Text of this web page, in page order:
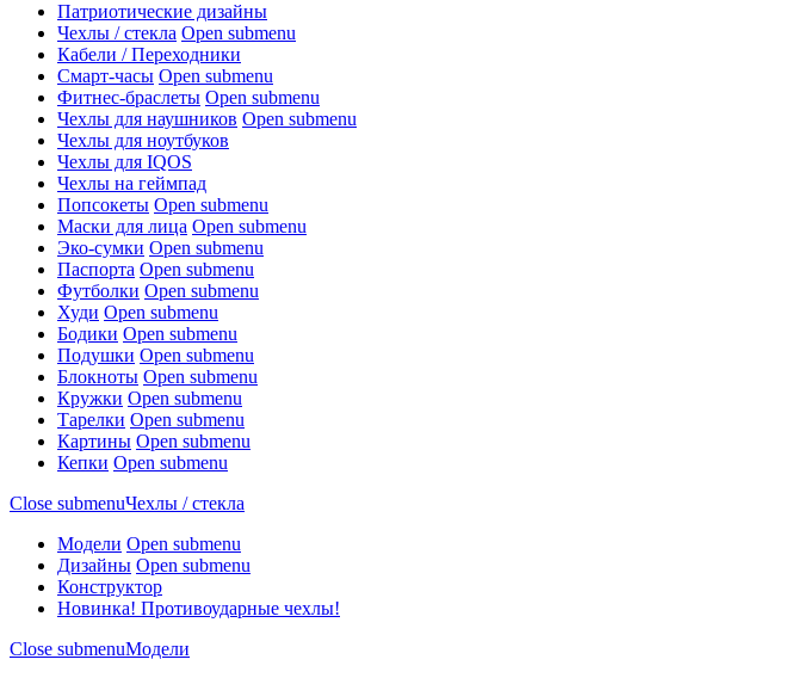
Патриотические дизайны
Чехлы / стекла Open submenu
Кабели / Переходники
Смарт-часы Open submenu
Фитнес-браслеты Open submenu
Чехлы для наушников Open submenu
Чехлы для ноутбуков
Чехлы для IQOS
Чехлы на геймпад
Попсокеты Open submenu
Маски для лица Open submenu
Эко-сумки Open submenu
Паспорта Open submenu
Футболки Open submenu
Худи Open submenu
Бодики Open submenu
Подушки Open submenu
Блокноты Open submenu
Кружки Open submenu
Тарелки Open submenu
Картины Open submenu
Кепки Open submenu
Close submenuЧехлы / стекла
Модели Open submenu
Дизайны Open submenu
Конструктор
Новинка! Противоударные чехлы!
Close submenuМодели